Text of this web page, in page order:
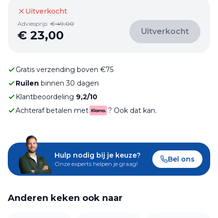
Uitverkocht
Adviesprijs: €49,00
€ 23,00 Uitverkocht
Gratis verzending boven €75
Ruilen binnen 30 dagen
Klantbeoordeling 9,2/10
Achteraf betalen met
? Ook dat kan.
Hulp nodig bij je keuze?
Onze experts helpen je graag!
Bel ons
Anderen keken ook naar